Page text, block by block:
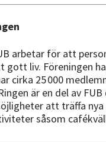
arbetar för att
gott liv. Föreningen
cirka 25 000
är en del av
att träffa nya
såsom